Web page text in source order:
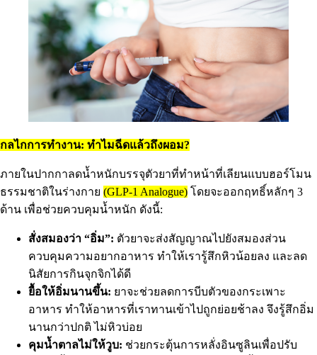
กลไกการทำงาน: ทำไมฉีดแล้วถึงผอม?
ภายในปากกาลดน้ำหนักบรรจุตัวยาที่ทำหน้าที่เลียนแบบฮอร์โมน
ธรรมชาติในร่างกาย (GLP-1 Analogue) โดยจะออกฤทธิ์หลักๆ 3
ด้าน เพื่อช่วยควบคุมน้ำหนัก ดังนี้:
สั่งสมองว่า “อิ่ม”: ตัวยาจะส่งสัญญาณไปยังสมองส่วน
ควบคุมความอยากอาหาร ทำให้เรารู้สึกหิวน้อยลง และลด
นิสัยการกินจุกจิกได้ดี
ยื้อให้อิ่มนานขึ้น: ยาจะช่วยลดการบีบตัวของกระเพาะ
อาหาร ทำให้อาหารที่เราทานเข้าไปถูกย่อยช้าลง จึงรู้สึกอิ่ม
นานกว่าปกติ ไม่หิวบ่อย
คุมน้ำตาลไม่ให้วูบ: ช่วยกระตุ้นการหลั่งอินซูลินเพื่อปรับ